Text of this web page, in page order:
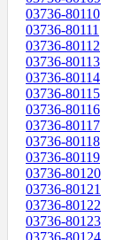
03736-80110
03736-80111
03736-80112
03736-80113
03736-80114
03736-80115
03736-80116
03736-80117
03736-80118
03736-80119
03736-80120
03736-80121
03736-80122
03736-80123
03736-80124